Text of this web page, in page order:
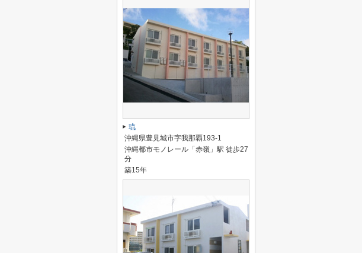
琉
沖縄県豊見城市字我那覇193-1
沖縄都市モノレール「赤嶺」駅 徒歩27
分
築15年